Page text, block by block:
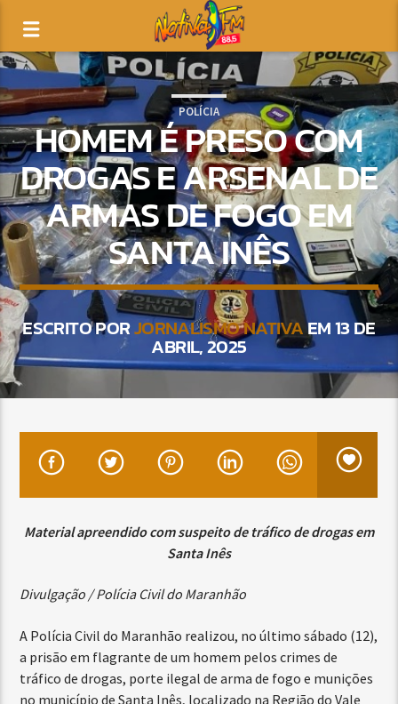
POLÍCIA
HOMEM É PRESO COM
DROGAS E ARSENAL DE
ARMAS DE FOGO EM
SANTA INÊS
ESCRITO PORJORNALISMO NATIVAEM 13 DE
ABRIL, 2025
Material apreendido com suspeito de tráfico de drogas em
Santa Inês
Divulgação / Polícia Civil do Maranhão
A Polícia Civil do Maranhão realizou, no último sábado (12),
a prisão em flagrante de um homem pelos crimes de
tráfico de drogas, porte ilegal de arma de fogo e munições
no município de Santa Inês, localizado na Região do Vale